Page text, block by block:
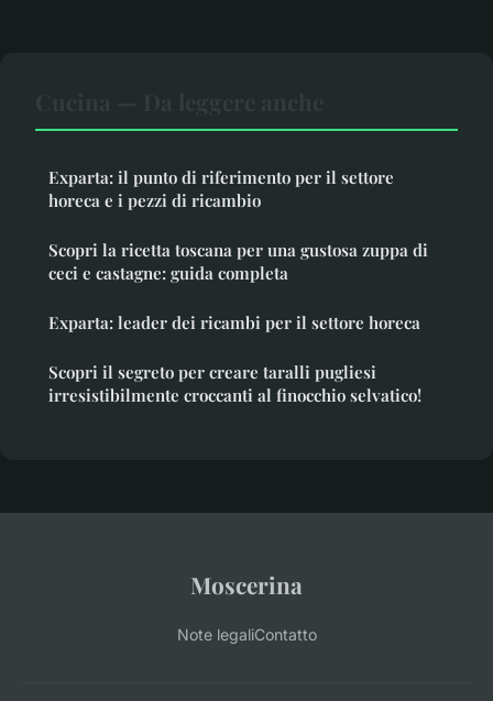
Exparta: il punto di riferimento per il settore
horeca e i pezzi di ricambio
Scopri la ricetta toscana per una gustosa zuppa di
ceci e castagne: guida completa
Exparta: leader dei ricambi per il settore horeca
Scopri il segreto per creare taralli pugliesi
irresistibilmente croccanti al finocchio selvatico!
Moscerina
Note legaliContatto